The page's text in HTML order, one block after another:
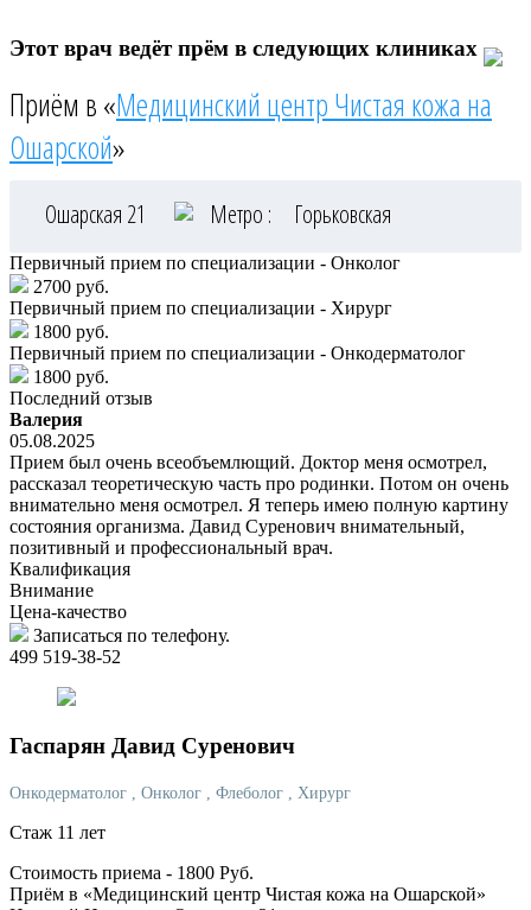
Этот врач ведёт прём в следующих клиниках
Приём в «Медицинский центр Чистая кожа на
Ошарской»
Ошарская 21 Метро : Горьковская
Первичный прием по специализации - Онколог
2700 руб.
Первичный прием по специализации - Хирург
1800 руб.
Первичный прием по специализации - Онкодерматолог
1800 руб.
Последний отзыв
Валерия
05.08.2025
Прием был очень всеобъемлющий. Доктор меня осмотрел,
рассказал теоретическую часть про родинки. Потом он очень
внимательно меня осмотрел. Я теперь имею полную картину
состояния организма. Давид Суренович внимательный,
позитивный и профессиональный врач.
Квалификация
Внимание
Цена-качество
Записаться по телефону.
499 519-38-52
Гаспарян Давид Суренович
Онкодерматолог , Онколог , Флеболог , Хирург
Стаж 11 лет
Стоимость приема - 1800 Руб.
Приём в «Медицинский центр Чистая кожа на Ошарской»